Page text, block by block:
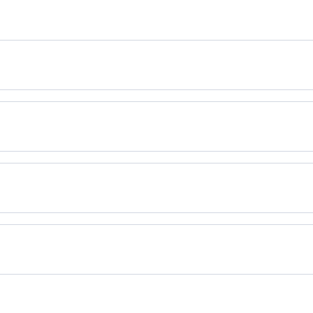
jest losowo. Zdjęcia pokazują przykładowe warianty.
w metalowej puszce, na której zostały umieszczone
stolicę perfum.
AQUA, PALM KERNEL ACID, BUTYROSPERMUM PARKII
ETIDRONATE, BENZYL SALICYLATE, AMYL
wody.